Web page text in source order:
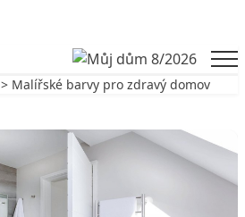
> Malířské barvy pro zdravý domov